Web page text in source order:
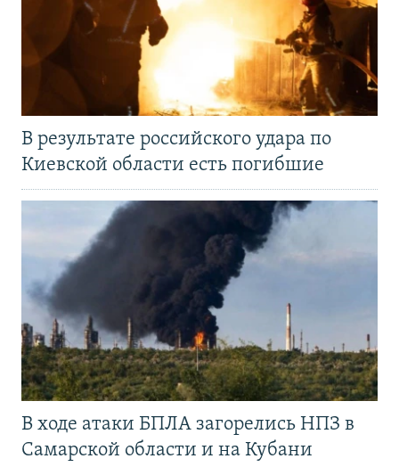
В результате российского удара по
Киевской области есть погибшие
В ходе атаки БПЛА загорелись НПЗ в
Самарской области и на Кубани